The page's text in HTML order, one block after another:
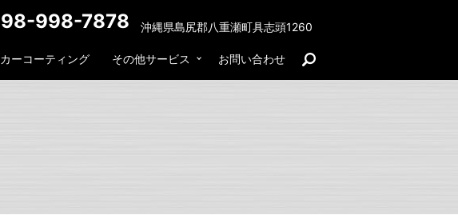
カーコーティング その他サービス お問い合わせ search
998-7878 沖縄県島尻郡八重瀬町具志頭1260